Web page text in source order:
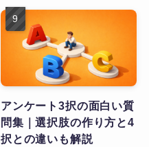
アンケート3択の面白い質
問集｜選択肢の作り方と4
択との違いも解説